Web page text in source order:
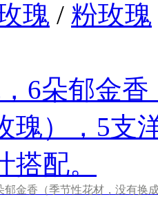
瑰 / 粉玫瑰
郁金香（季节性花材，没有换